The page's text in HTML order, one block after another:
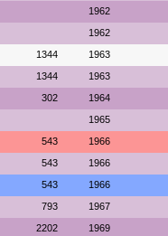
1962
1962
1344 1963
1344 1963
302 1964
1965
543 1966
543 1966
543 1966
793 1967
2202 1969